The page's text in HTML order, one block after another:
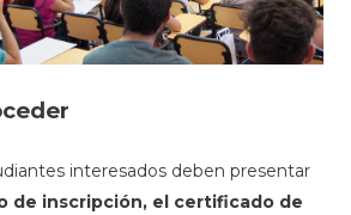
interesados deben presentar
de inscripción, el certificado de